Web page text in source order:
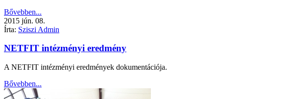
Bővebben...
2015 jún. 08.
Írta: Sziszi Admin
NETFIT intézményi eredmény
A NETFIT intézményi eredmények dokumentációja.
Bővebben...